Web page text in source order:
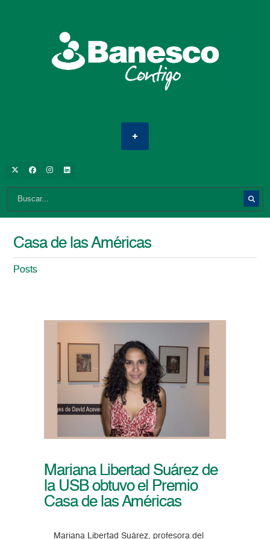
Casa de las Américas
Posts
Mariana Libertad Suárez de
la USB obtuvo el Premio
Casa de las Américas
Mariana Libertad Suárez, profesora del